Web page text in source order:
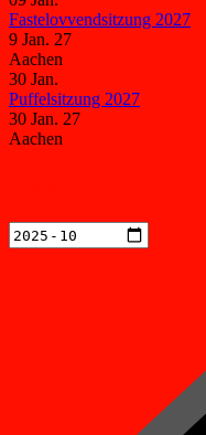
Fastelovvendsitzung 2027
9 Jan. 27
Aachen
30 Jan.
Puffelsitzung 2027
30 Jan. 27
Aachen